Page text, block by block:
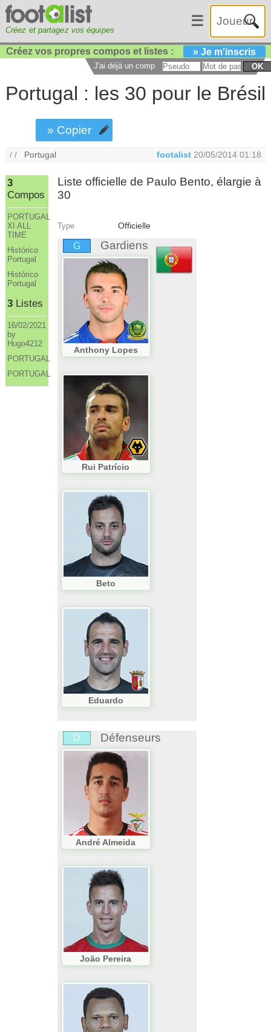
Créez et partagez vos équipes
☰
Créez vos propres compos et listes : » Je m'inscris
J'ai déjà un compte : OK
Portugal : les 30 pour le Brésil
» Copier
/ / Portugal footalist 20/05/2014 01:18
3
Compos
PORTUGAL
XI ALL
TIME
Histórico
Portugal
Histórico
Portugal
3Listes
16/02/2021
by
Hugo4212
PORTUGAL
PORTUGAL
Liste officielle de Paulo Bento, élargie à
30
Type Officielle
G Gardiens
Anthony Lopes
Rui Patrício
Beto
Eduardo
D Défenseurs
André Almeida
João Pereira